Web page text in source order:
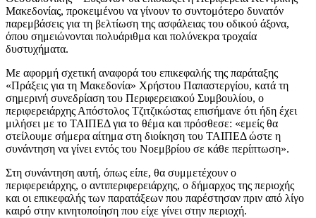
Μακεδονίας, προκειμένου να γίνουν το συντομότερο δυνατόν
παρεμβάσεις για τη βελτίωση της ασφάλειας του οδικού άξονα,
όπου σημειώνονται πολυάριθμα και πολύνεκρα τροχαία
δυστυχήματα.
Με αφορμή σχετική αναφορά του επικεφαλής της παράταξης
«Πράξεις για τη Μακεδονία» Χρήστου Παπαστεργίου, κατά τη
σημερινή συνεδρίαση του Περιφερειακού Συμβουλίου, ο
περιφερειάρχης Απόστολος Τζιτζικώστας επισήμανε ότι ήδη έχει
μιλήσει με το ΤΑΙΠΕΔ για το θέμα και πρόσθεσε: «εμείς θα
στείλουμε σήμερα αίτημα στη διοίκηση του ΤΑΙΠΕΔ ώστε η
συνάντηση να γίνει εντός του Νοεμβρίου σε κάθε περίπτωση».
Στη συνάντηση αυτή, όπως είπε, θα συμμετέχουν ο
περιφερειάρχης, ο αντιπεριφερειάρχης, ο δήμαρχος της περιοχής
και οι επικεφαλής των παρατάξεων που παρέστησαν πριν από λίγο
καιρό στην κινητοποίηση που είχε γίνει στην περιοχή.